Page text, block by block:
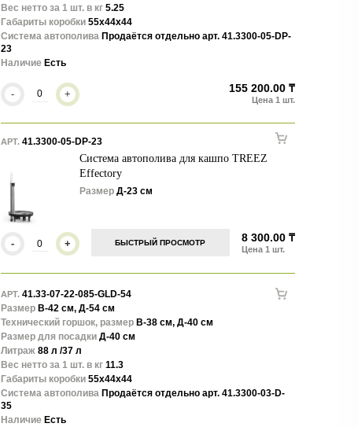
Вес нетто за 1 шт. в кг 5.25
Габариты коробки 55x44x44
Система автополива Продаётся отдельно арт. 41.3300-05-DP-
23
Наличие Есть
- + 155 200.00 ₸
АРТ. 41.3300-05-DP-23
Система автополива для кашпо TREEZ
Effectory
Размер Д-23 см
БЫСТРЫЙ ПРОСМОТР
- + 8 300.00 ₸
АРТ. 41.33-07-22-085-GLD-54
Размер В-42 см, Д-54 см
Технический горшок, размер В-38 см, Д-40 см
Размер для посадки Д-40 см
Литраж 88 л /37 л
Вес нетто за 1 шт. в кг 11.3
Габариты коробки 55x44x44
Система автополива Продаётся отдельно арт. 41.3300-03-D-
35
Наличие Есть